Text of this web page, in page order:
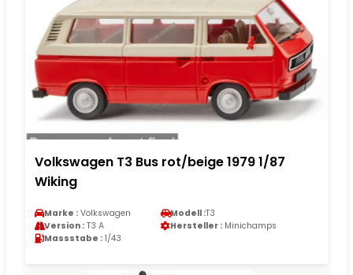
Volkswagen T3 Bus rot/beige 1979 1/87
Wiking
Marke : Volkswagen Modell :T3
Version : T3 A Hersteller : Minichamps
Massstabe : 1/43